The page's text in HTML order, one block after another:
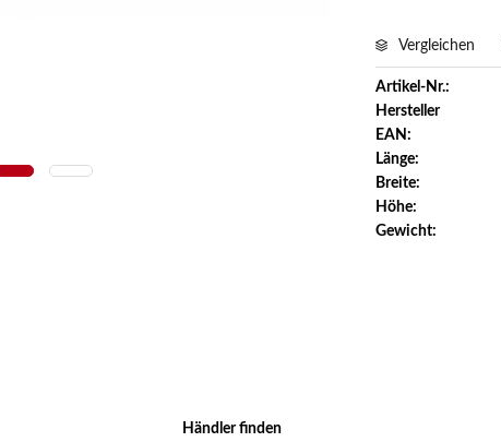
Vergleichen
Artikel-Nr.:
Hersteller
EAN:
Länge:
Breite:
Höhe:
Gewicht:
Händler finden